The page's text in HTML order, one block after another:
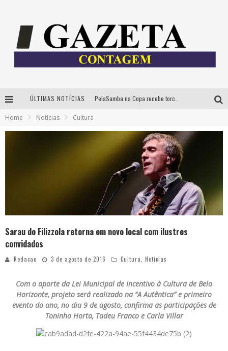
ÚLTIMAS NOTÍCIAS
Cineclube Comum apresenta obras de Kenneth Anger e Lucrecia Martel em nova sessão de “Visões Táteis”
Espetáculo “Allan Kardec – Um Olhar para a Eternidade” desembarca em BH na próxima semana
Home Notícias Cultura
Sarau do Filizzola retorna em novo local com ilustres
convidados
Redacao 3 de agosto de 2016 Cultura Notícias
Com o aporte da Lei Municipal de Incentivo à Cultura de Belo
Horizonte, projeto será realizado na “A Autêntica” e primeiro
evento do ano, no dia 9 de agosto, confirma as participações de
Toninho Horta, Tadeu Franco e Carla Villar